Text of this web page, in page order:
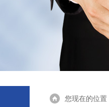
您现在的位置